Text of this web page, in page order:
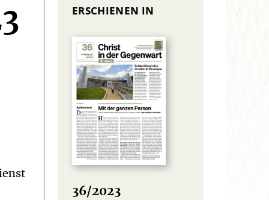
ERSCHIENEN IN
36/2023